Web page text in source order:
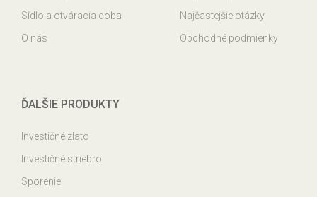
Sídlo a otváracia doba
O nás
Najčastejšie otázky
Obchodné podmienky
ĎALŠIE PRODUKTY
Investičné zlato
Investičné striebro
Sporenie